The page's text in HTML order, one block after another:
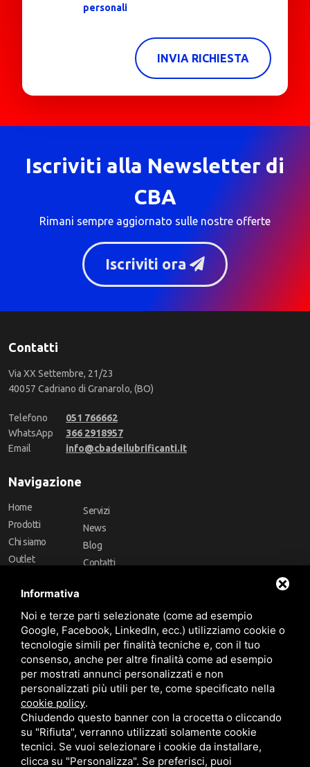
personali
INVIA RICHIESTA
Iscriviti alla Newsletter di
CBA
Rimani sempre aggiornato sulle nostre offerte
Iscriviti ora
Contatti
Via XX Settembre, 21/23
40057 Cadriano di Granarolo, (BO)
Telefono
051 766662
WhatsApp
366 2918957
Email
info@cbadeilubrificanti.it
Navigazione
Home
Prodotti
Chi siamo
Outlet
Marchi
Servizi
News
Blog
Contatti
Follow Us
Area riservata
Informativa
Noi e terze parti selezionate (come ad esempio
Google, Facebook, LinkedIn, ecc.) utilizziamo cookie o
tecnologie simili per finalità tecniche e, con il tuo
consenso, anche per altre finalità come ad esempio
per mostrati annunci personalizzati e non
personalizzati più utili per te, come specificato nella
cookie policy.
Chiudendo questo banner con la crocetta o cliccando
su "Rifiuta", verranno utilizzati solamente cookie
tecnici. Se vuoi selezionare i cookie da installare,
clicca su "Personalizza". Se preferisci, puoi